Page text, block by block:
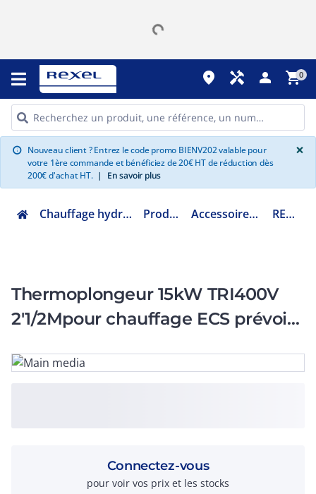
place handyman person shopping_cart0
info Nouveau client ? Entrez le code promo BIENV202 valable pour
votre 1ère commande et bénéficiez de 20€ HT de réduction dès
200€ d'achat HT. | En savoir plus
×
Chauffage hydraulique et plomberie Production ECS Accessoires production ECS RES15000TT
Thermoplongeur 15kW TRI400V
2'1/2Mpour chauffage ECS prévoir
Connectez-vous
pour voir vos prix et les stocks